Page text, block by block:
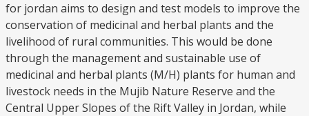
for jordan aims to design and test models to improve the
conservation of medicinal and herbal plants and the
livelihood of rural communities. This would be done
through the management and sustainable use of
medicinal and herbal plants (M/H) plants for human and
livestock needs in the Mujib Nature Reserve and the
Central Upper Slopes of the Rift Valley in Jordan, while